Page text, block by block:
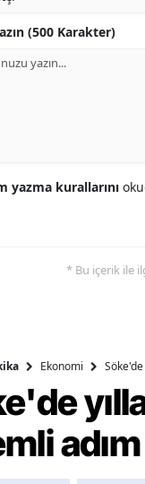
(500 Karakter)
yazma kurallarını
* Bu içerik ile
Ekonomi
adım